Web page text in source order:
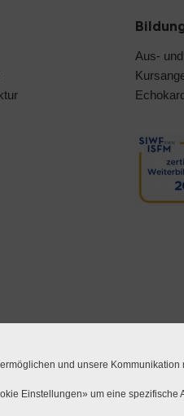
Aus-
und unsere
Einstellungen» um eine